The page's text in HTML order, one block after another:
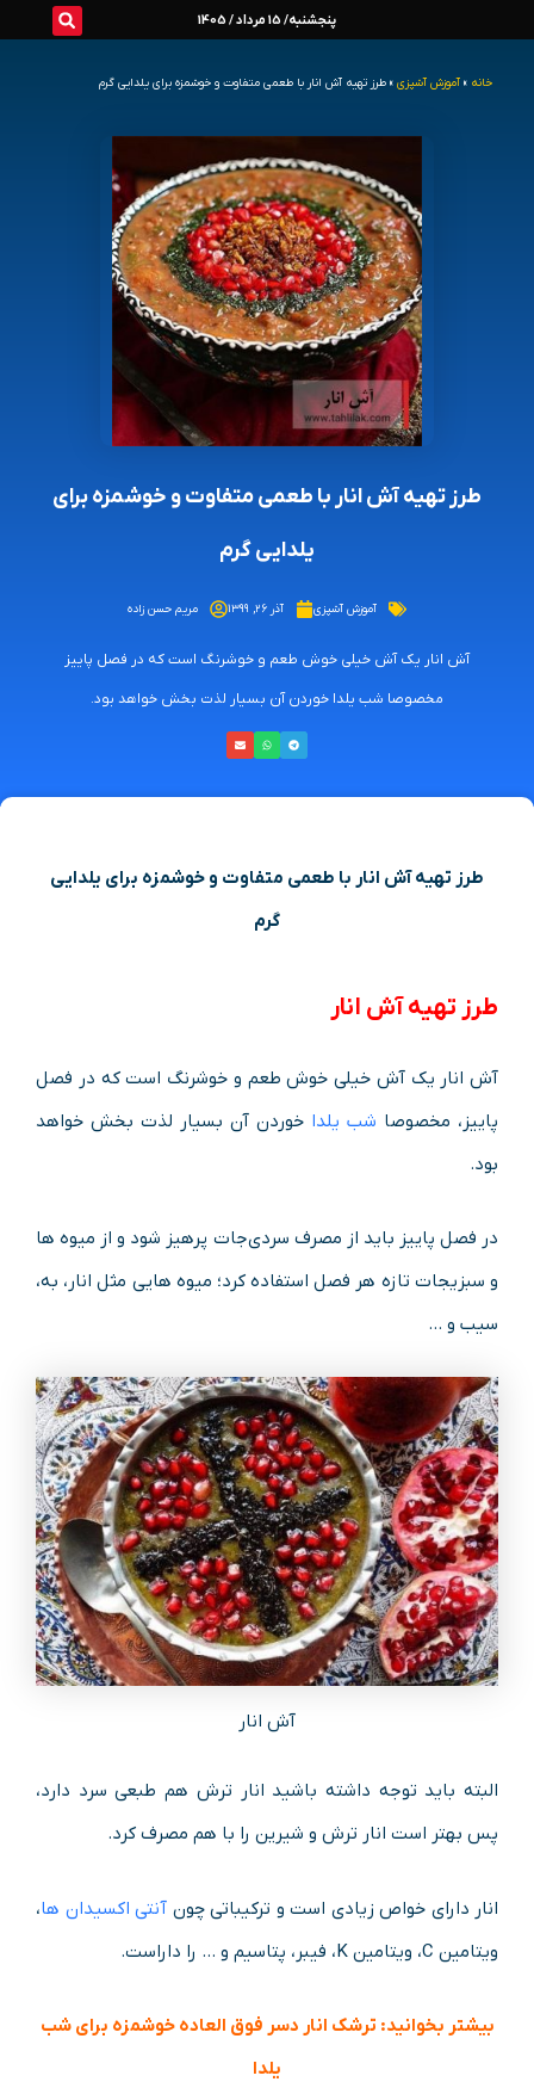
پنجشنبه/ 15 مرداد / 1405
خانه » آموزش آشپزی » طرز تهیه آش انار با طعمی متفاوت و خوشمزه برای یلدایی گرم
طرز تهیه آش انار با طعمی متفاوت و خوشمزه برای
یلدایی گرم
آموزش آشپزی آذر ۲۶, ۱۳۹۹ مریم حسن زاده
آش انار یک آش خیلی خوش طعم و خوشرنگ است که در فصل پاییز
مخصوصا شب یلدا خوردن آن بسیار لذت بخش خواهد بود.
طرز تهیه آش انار با طعمی متفاوت و خوشمزه برای یلدایی
گرم
طرز تهیه آش انار
آش انار یک آش خیلی خوش طعم و خوشرنگ است که در فصل
پاییز، مخصوصا شب یلدا خوردن آن بسیار لذت بخش خواهد
بود.
در فصل پاییز باید از مصرف سردی‌جات پرهیز شود و از میوه ها
و سبزیجات تازه هر فصل استفاده کرد؛ میوه هایی مثل انار، به،
سیب و …
آش انار
البته باید توجه داشته باشید انار ترش هم طبعی سرد دارد،
پس بهتر است انار ترش و شیرین را با هم مصرف کرد.
انار دارای خواص زیادی است و ترکیباتی چون آنتی اکسیدان ها،
ویتامین C، ویتامین K، فیبر، پتاسیم و … را داراست.
بیشتر بخوانید: ترشک انار دسر فوق العاده خوشمزه برای شب
یلدا